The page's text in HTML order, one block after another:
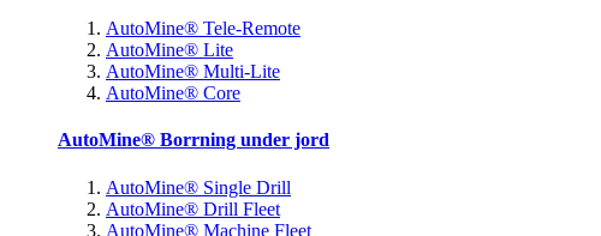
AutoMine® Tele-Remote
AutoMine® Lite
AutoMine® Multi-Lite
AutoMine® Core
AutoMine® Borrning under jord
AutoMine® Single Drill
AutoMine® Drill Fleet
AutoMine® Machine Fleet